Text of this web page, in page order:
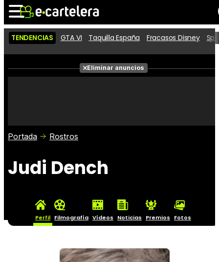
Noticias Cartelera
Películas
Críticas
TENDENCIAS GTA VI Taquilla España Fracasos Disney
Eliminar anuncios
Portada Rostros
Judi Dench
Perfil Filmografía Vídeos Noticias Premios Fotos